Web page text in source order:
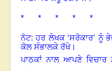
* * * * *
ਨੋਟ: ਹਰ ਲੇਖਕ ‘ਸਰੋਕਾਰ’ ਨੂੰ
ਕੋਲ ਸੰਭਾਲਕੇ ਰੱਖੇ।
ਪਾਠਕਾਂ ਨਾਲ ਆਪਣੇ